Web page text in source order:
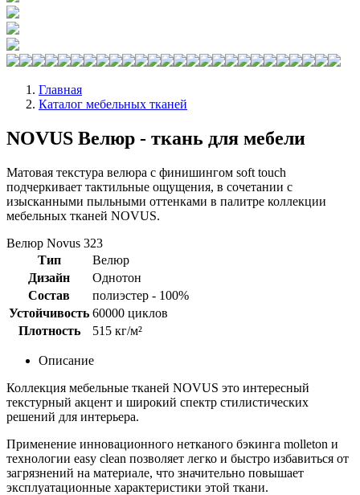
Главная
Каталог мебельных тканей
NOVUS Велюр - ткань для мебели
Матовая текстура велюра с финишингом soft touch
подчеркивает тактильные ощущения, в сочетании с
изысканными пыльными оттенками в палитре коллекции
мебельных тканей NOVUS.
Велюр Novus 323
Тип
Велюр
Дизайн
Однотон
Состав
полиэстер - 100%
Устойчивость 60000 циклов
Плотность
515 кг/м²
Описание
Коллекция мебельные тканей NOVUS это интересный
текстурный акцент и широкий спектр стилистических
решений для интерьера.
Применение инновационного нетканого бэкинга molleton и
технологии easy clean позволяет легко и быстро избавиться от
загрязнений на материале, что значительно повышает
эксплуатационные характеристики этой ткани.